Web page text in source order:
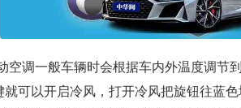
空调一般车辆时会根据车内外温度调节
可以开启冷风，打开冷风把旋钮往蓝